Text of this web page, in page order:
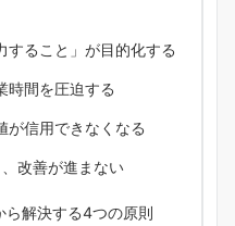
すること」が目的化する
時間を圧迫する
が信用できなくなる
改善が進まない
ら解決する4つの原則